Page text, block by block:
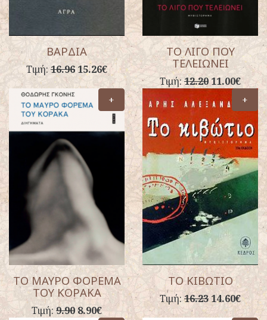
ΒΑΡΔΙΑ
Τιμή:16.9615.26€
ΤΟ ΛΙΓΟ ΠΟΥ
ΤΕΛΕΙΩΝΕΙ
Τιμή: 12.2011.00€
+
ΤΟ ΜΑΥΡΟ ΦΟΡΕΜΑ
ΤΟΥ ΚΟΡΑΚΑ
Τιμή: 9.908.90€
+
ΤΟ ΚΙΒΩΤΙΟ
Τιμή:16.2314.60€